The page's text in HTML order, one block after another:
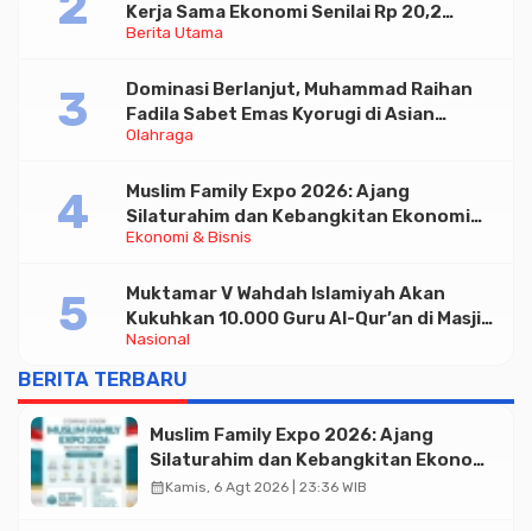
Berita Utama
Kerja Sama Ekonomi Senilai Rp 20,2
Triliun
Olahraga
Dominasi Berlanjut, Muhammad Raihan
Fadila Sabet Emas Kyorugi di Asian
Taekwondo Indonesia Open 2026
Ekonomi & Bisnis
Muslim Family Expo 2026: Ajang
Silaturahim dan Kebangkitan Ekonomi
Halal di Jakarta
Nasional
Muktamar V Wahdah Islamiyah Akan
Kukuhkan 10.000 Guru Al-Qur’an di Masjid
Istiqlal
BERITA TERBARU
Muslim Family Expo 2026: Ajang
Silaturahim dan Kebangkitan Ekonomi
Halal di Jakarta
calendar_monthKamis, 6 Agt 2026 | 23:36 WIB